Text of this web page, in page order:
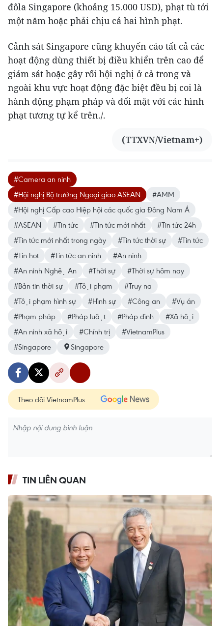
đôla Singapore (khoảng 15.000 USD), phạt tù tới
một năm hoặc phải chịu cả hai hình phạt.
Cảnh sát Singapore cũng khuyến cáo tất cả các
hoạt động dùng thiết bị điều khiển trên cao để
giám sát hoặc gây rối hội nghị ở cả trong và
ngoài khu vực hoạt động đặc biệt đều bị coi là
hành động phạm pháp và đối mặt với các hình
phạt tương tự kể trên./.
(TTXVN/Vietnam+)
#Camera an ninh
#Hội nghị Bộ trưởng Ngoại giao ASEAN
#AMM
#Hội nghị Cấp cao Hiệp hội các quốc gia Đông Nam Á
#ASEAN
#Tin tức #Tin tức mới nhất
#Tin tức 24h
#Tin tức mới nhất trong ngày
#Tin tức thời sự
#Tin tức
#Tin hot
#Tin tức an ninh
#An ninh
#An ninh Nghệ An
#Thời sự
#Thời sự hôm nay
#Bản tin thời sự
#Tội phạm
#Truy nã
#Tội phạm hình sự
#Hình sự #Công an
#Vụ án
#Phạm pháp
#Pháp luật #Pháp đình
#Xã hội
#An ninh xã hội
#Chính trị
#VietnamPlus
#Singapore
Singapore
Theo dõi VietnamPlus
TIN LIÊN QUAN